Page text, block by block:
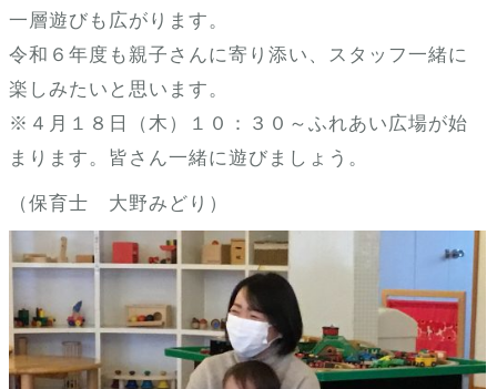
一層遊びも広がります。
令和６年度も親子さんに寄り添い、スタッフ一緒に
楽しみたいと思います。
※４月１８日（木）１０：３０～ふれあい広場が始
まります。皆さん一緒に遊びましょう。
（保育士 大野みどり）